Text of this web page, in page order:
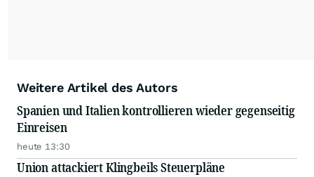
Weitere Artikel des Autors
Spanien und Italien kontrollieren wieder gegenseitig
Einreisen
heute 13:30
Union attackiert Klingbeils Steuerpläne